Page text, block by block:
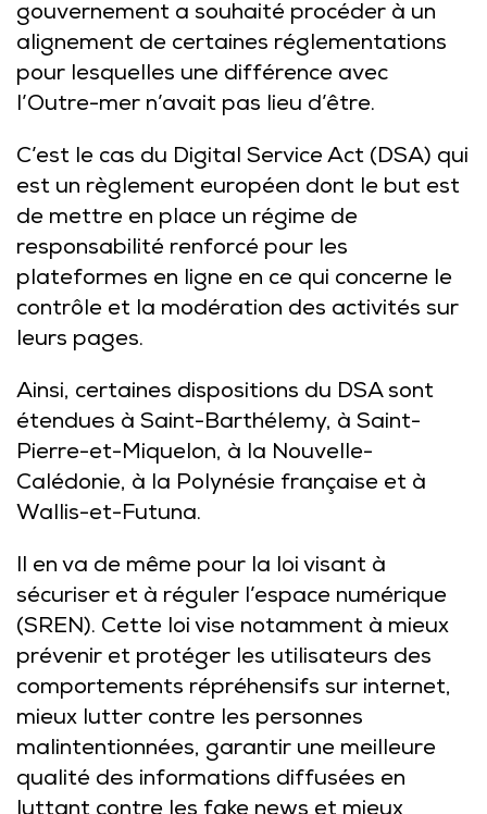
gouvernement a souhaité procéder à un
alignement de certaines réglementations
pour lesquelles une différence avec
l’Outre-mer n’avait pas lieu d’être.
C’est le cas du Digital Service Act (DSA) qui
est un règlement européen dont le but est
de mettre en place un régime de
responsabilité renforcé pour les
plateformes en ligne en ce qui concerne le
contrôle et la modération des activités sur
leurs pages.
Ainsi, certaines dispositions du DSA sont
étendues à Saint-Barthélemy, à Saint-
Pierre-et-Miquelon, à la Nouvelle-
Calédonie, à la Polynésie française et à
Wallis-et-Futuna.
Il en va de même pour la loi visant à
sécuriser et à réguler l’espace numérique
(SREN). Cette loi vise notamment à mieux
prévenir et protéger les utilisateurs des
comportements répréhensifs sur internet,
mieux lutter contre les personnes
malintentionnées, garantir une meilleure
qualité des informations diffusées en